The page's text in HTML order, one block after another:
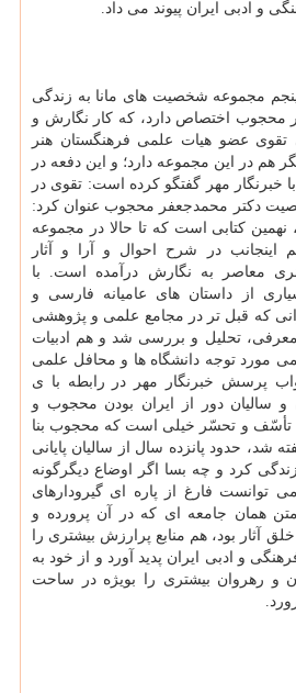
و ادبی ایران پیوند می داد.
مجموعه شخصیت های مانا به زندگی
محجوب اختصاص دارد، که کار نگارش و
عضو هیات علمی فرهنگستان هنر
هم در این مجموعه دارد؛ و این دفعه در
خبرنگار مهر گفتگو کرده است: تقوی در
دکتر محمدجعفر محجوب عنوان کرد:
کتابی است که تا حالا در مجموعه
در شرح احوال و آرا و آثار
معاصر به نگارش درآمده است. با
از داستان های عامیانه فارسی و
که قبل تر در مجامع علمی و پژوهشی
معرفی، تحلیل و بررسی شد و هم ادبیات
مورد توجه دانشگاه ها و محافل علمی
پرسش خبرنگار مهر در رابطه با ی
و سالیان دور از ایران بودن محجوب و
تأسّف و تحسّر خیلی است که محجوب بنا
شد، حدود پانزده سال از سالیان پایانی
کرد و چه بسا اگر اوضاع دیگرگونه
توانست فارغ از پاره ای گیرودارهای
همان جامعه ای که در آن پرورده و
آثار بود، هم منابع پرارزش بیشتری را
و ادبی ایران پدید آورد و از خود به
و رهروان بیشتری را بویژه در ساحت